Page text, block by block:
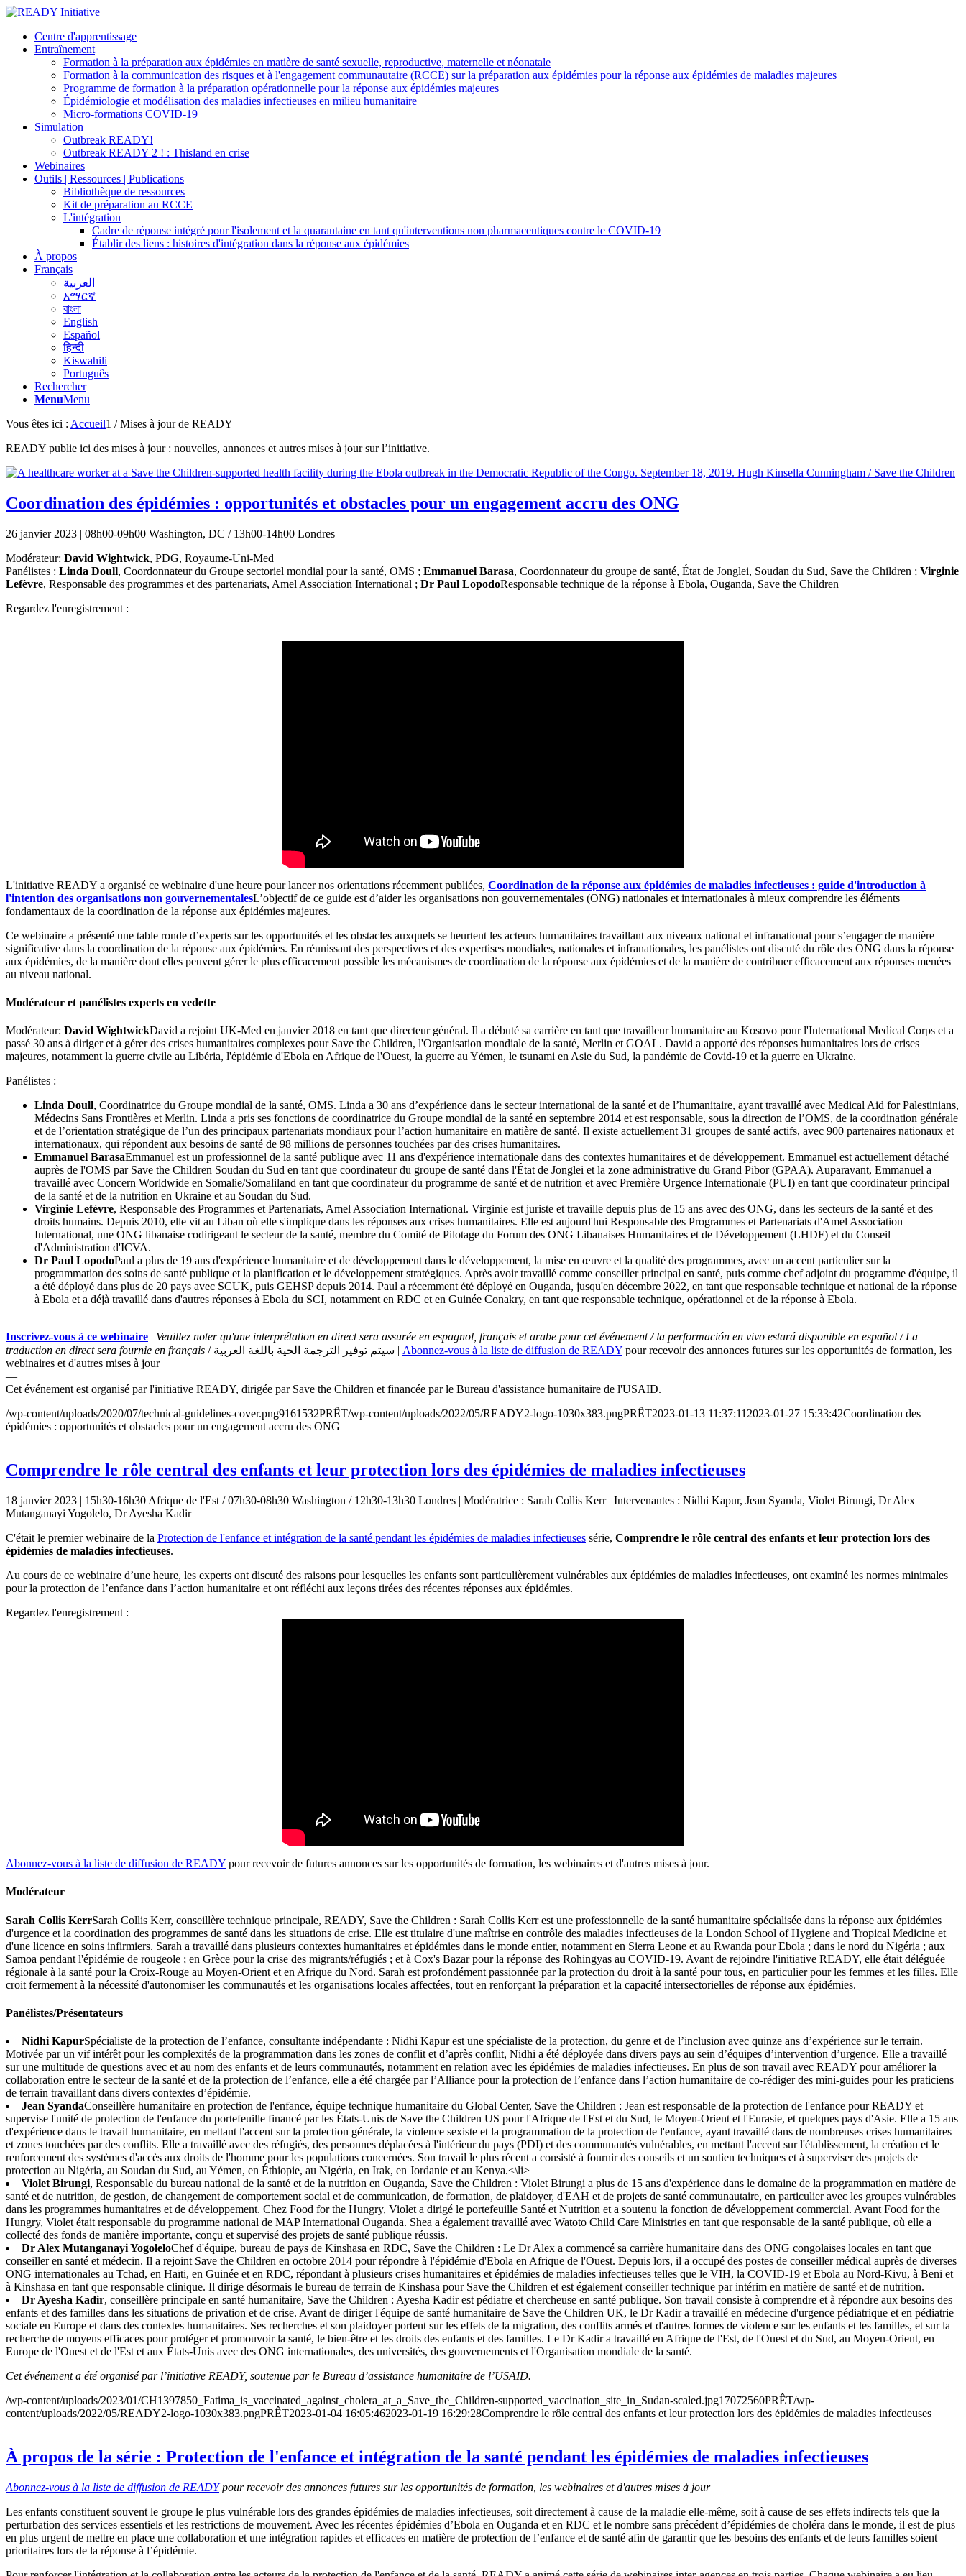
Centre d'apprentissage
Entraînement
Formation à la préparation aux épidémies en matière de santé sexuelle, reproductive, maternelle et néonatale
Formation à la communication des risques et à l'engagement communautaire (RCCE) sur la préparation aux épidémies pour la réponse aux épidémies de maladies majeures
Programme de formation à la préparation opérationnelle pour la réponse aux épidémies majeures
Épidémiologie et modélisation des maladies infectieuses en milieu humanitaire
Micro-formations COVID-19
Simulation
Outbreak READY!
Outbreak READY 2 ! : Thisland en crise
Webinaires
Outils | Ressources | Publications
Bibliothèque de ressources
Kit de préparation au RCCE
L'intégration
Cadre de réponse intégré pour l'isolement et la quarantaine en tant qu'interventions non pharmaceutiques contre le COVID-19
Établir des liens : histoires d'intégration dans la réponse aux épidémies
À propos
Français
العربية
አማርኛ
বাংলা
English
Español
हिन्दी
Kiswahili
Português
Rechercher
MenuMenu
Vous êtes ici : Accueil1 / Mises à jour de READY
READY publie ici des mises à jour : nouvelles, annonces et autres mises à jour sur l’initiative.
Coordination des épidémies : opportunités et obstacles pour un engagement accru des ONG
26 janvier 2023 | 08h00-09h00 Washington, DC / 13h00-14h00 Londres
Modérateur: David Wightwick, PDG, Royaume-Uni-Med
Panélistes : Linda Doull, Coordonnateur du Groupe sectoriel mondial pour la santé, OMS ; Emmanuel Barasa, Coordonnateur du groupe de santé, État de Jonglei, Soudan du Sud, Save the Children ; Virginie
Lefèvre, Responsable des programmes et des partenariats, Amel Association International ; Dr Paul LopodoResponsable technique de la réponse à Ebola, Ouganda, Save the Children
Regardez l'enregistrement :
L'initiative READY a organisé ce webinaire d'une heure pour lancer nos orientations récemment publiées, Coordination de la réponse aux épidémies de maladies infectieuses : guide d'introduction à
l'intention des organisations non gouvernementalesL’objectif de ce guide est d’aider les organisations non gouvernementales (ONG) nationales et internationales à mieux comprendre les éléments
fondamentaux de la coordination de la réponse aux épidémies majeures.
Ce webinaire a présenté une table ronde d’experts sur les opportunités et les obstacles auxquels se heurtent les acteurs humanitaires travaillant aux niveaux national et infranational pour s’engager de manière
significative dans la coordination de la réponse aux épidémies. En réunissant des perspectives et des expertises mondiales, nationales et infranationales, les panélistes ont discuté du rôle des ONG dans la réponse
aux épidémies, de la manière dont elles peuvent gérer le plus efficacement possible les mécanismes de coordination de la réponse aux épidémies et de la manière de contribuer efficacement aux réponses menées
au niveau national.
Modérateur et panélistes experts en vedette
Modérateur: David WightwickDavid a rejoint UK-Med en janvier 2018 en tant que directeur général. Il a débuté sa carrière en tant que travailleur humanitaire au Kosovo pour l'International Medical Corps et a
passé 30 ans à diriger et à gérer des crises humanitaires complexes pour Save the Children, l'Organisation mondiale de la santé, Merlin et GOAL. David a apporté des réponses humanitaires lors de crises
majeures, notamment la guerre civile au Libéria, l'épidémie d'Ebola en Afrique de l'Ouest, la guerre au Yémen, le tsunami en Asie du Sud, la pandémie de Covid-19 et la guerre en Ukraine.
Panélistes :
Linda Doull, Coordinatrice du Groupe mondial de la santé, OMS. Linda a 30 ans d’expérience dans le secteur international de la santé et de l’humanitaire, ayant travaillé avec Medical Aid for Palestinians,
Médecins Sans Frontières et Merlin. Linda a pris ses fonctions de coordinatrice du Groupe mondial de la santé en septembre 2014 et est responsable, sous la direction de l’OMS, de la coordination générale
et de l’orientation stratégique de l’un des principaux partenariats mondiaux pour l’action humanitaire en matière de santé. Il existe actuellement 31 groupes de santé actifs, avec 900 partenaires nationaux et
internationaux, qui répondent aux besoins de santé de 98 millions de personnes touchées par des crises humanitaires.
Emmanuel BarasaEmmanuel est un professionnel de la santé publique avec 11 ans d'expérience internationale dans des contextes humanitaires et de développement. Emmanuel est actuellement détaché
auprès de l'OMS par Save the Children Soudan du Sud en tant que coordinateur du groupe de santé dans l'État de Jonglei et la zone administrative du Grand Pibor (GPAA). Auparavant, Emmanuel a
travaillé avec Concern Worldwide en Somalie/Somaliland en tant que coordinateur du programme de santé et de nutrition et avec Première Urgence Internationale (PUI) en tant que coordinateur principal
de la santé et de la nutrition en Ukraine et au Soudan du Sud.
Virginie Lefèvre, Responsable des Programmes et Partenariats, Amel Association International. Virginie est juriste et travaille depuis plus de 15 ans avec des ONG, dans les secteurs de la santé et des
droits humains. Depuis 2010, elle vit au Liban où elle s'implique dans les réponses aux crises humanitaires. Elle est aujourd'hui Responsable des Programmes et Partenariats d'Amel Association
International, une ONG libanaise codirigeant le secteur de la santé, membre du Comité de Pilotage du Forum des ONG Libanaises Humanitaires et de Développement (LHDF) et du Conseil
d'Administration d'ICVA.
Dr Paul LopodoPaul a plus de 19 ans d'expérience humanitaire et de développement dans le développement, la mise en œuvre et la qualité des programmes, avec un accent particulier sur la
programmation des soins de santé publique et la planification et le développement stratégiques. Après avoir travaillé comme conseiller principal en santé, puis comme chef adjoint du programme d'équipe, il
a été déployé dans plus de 20 pays avec SCUK, puis GEHSP depuis 2014. Paul a récemment été déployé en Ouganda, jusqu'en décembre 2022, en tant que responsable technique et national de la réponse
à Ebola et a déjà travaillé dans d'autres réponses à Ebola du SCI, notamment en RDC et en Guinée Conakry, en tant que responsable technique, opérationnel et de la réponse à Ebola.
—
Inscrivez-vous à ce webinaire | Veuillez noter qu'une interprétation en direct sera assurée en espagnol, français et arabe pour cet événement / la performación en vivo estará disponible en español / La
traduction en direct sera fournie en français
/ سيتم توفير الترجمة الحية باللغة العربية | Abonnez-vous à la liste de diffusion de READY pour recevoir des annonces futures sur les opportunités de formation, les
webinaires et d'autres mises à jour
—
Cet événement est organisé par l'initiative READY, dirigée par Save the Children et financée par le Bureau d'assistance humanitaire de l'USAID.
/wp-content/uploads/2020/07/technical-guidelines-cover.png9161532PRÊT/wp-content/uploads/2022/05/READY2-logo-1030x383.pngPRÊT2023-01-13 11:37:11 2023-01-27 15:33:42Coordination des
épidémies : opportunités et obstacles pour un engagement accru des ONG
Comprendre le rôle central des enfants et leur protection lors des épidémies de maladies infectieuses
18 janvier 2023 | 15h30-16h30 Afrique de l'Est / 07h30-08h30 Washington / 12h30-13h30 Londres | Modératrice : Sarah Collis Kerr | Intervenantes : Nidhi Kapur, Jean Syanda, Violet Birungi, Dr Alex
Mutanganayi Yogolelo, Dr Ayesha Kadir
C'était le premier webinaire de la Protection de l'enfance et intégration de la santé pendant les épidémies de maladies infectieuses série, Comprendre le rôle central des enfants et leur protection lors des
épidémies de maladies infectieuses.
Au cours de ce webinaire d’une heure, les experts ont discuté des raisons pour lesquelles les enfants sont particulièrement vulnérables aux épidémies de maladies infectieuses, ont examiné les normes minimales
pour la protection de l’enfance dans l’action humanitaire et ont réfléchi aux leçons tirées des récentes réponses aux épidémies.
Regardez l'enregistrement :
Abonnez-vous à la liste de diffusion de READY pour recevoir de futures annonces sur les opportunités de formation, les webinaires et d'autres mises à jour.
Modérateur
Sarah Collis KerrSarah Collis Kerr, conseillère technique principale, READY, Save the Children : Sarah Collis Kerr est une professionnelle de la santé humanitaire spécialisée dans la réponse aux épidémies
d'urgence et la coordination des programmes de santé dans les situations de crise. Elle est titulaire d'une maîtrise en contrôle des maladies infectieuses de la London School of Hygiene and Tropical Medicine et
d'une licence en soins infirmiers. Sarah a travaillé dans plusieurs contextes humanitaires et épidémies dans le monde entier, notamment en Sierra Leone et au Rwanda pour Ebola ; dans le nord du Nigéria ; aux
Samoa pendant l'épidémie de rougeole ; en Grèce pour la crise des migrants/réfugiés ; et à Cox's Bazar pour la réponse des Rohingyas au COVID-19. Avant de rejoindre l'initiative READY, elle était déléguée
régionale à la santé pour la Croix-Rouge au Moyen-Orient et en Afrique du Nord. Sarah est profondément passionnée par la protection du droit à la santé pour tous, en particulier pour les femmes et les filles. Elle
croit fermement à la nécessité d'autonomiser les communautés et les organisations locales affectées, tout en renforçant la préparation et la capacité intersectorielles de réponse aux épidémies.
Panélistes/Présentateurs
Nidhi KapurSpécialiste de la protection de l’enfance, consultante indépendante : Nidhi Kapur est une spécialiste de la protection, du genre et de l’inclusion avec quinze ans d’expérience sur le terrain.
Motivée par un vif intérêt pour les complexités de la programmation dans les zones de conflit et d’après conflit, Nidhi a été déployée dans divers pays au sein d’équipes d’intervention d’urgence. Elle a travaillé
sur une multitude de questions avec et au nom des enfants et de leurs communautés, notamment en relation avec les épidémies de maladies infectieuses. En plus de son travail avec READY pour améliorer la
collaboration entre le secteur de la santé et de la protection de l’enfance, elle a été chargée par l’Alliance pour la protection de l’enfance dans l’action humanitaire de co-rédiger des mini-guides pour les praticiens
de terrain travaillant dans divers contextes d’épidémie.
Jean SyandaConseillère humanitaire en protection de l'enfance, équipe technique humanitaire du Global Center, Save the Children : Jean est responsable de la protection de l'enfance pour READY et
supervise l'unité de protection de l'enfance du portefeuille financé par les États-Unis de Save the Children US pour l'Afrique de l'Est et du Sud, le Moyen-Orient et l'Eurasie, et quelques pays d'Asie. Elle a 15 ans
d'expérience dans le travail humanitaire, en mettant l'accent sur la protection générale, la violence sexiste et la programmation de la protection de l'enfance, ayant travaillé dans de nombreuses crises humanitaires
et zones touchées par des conflits. Elle a travaillé avec des réfugiés, des personnes déplacées à l'intérieur du pays (PDI) et des communautés vulnérables, en mettant l'accent sur l'établissement, la création et le
renforcement des systèmes d'accès aux droits de l'homme pour les populations concernées. Son travail le plus récent a consisté à fournir des conseils et un soutien techniques et à superviser des projets de
protection au Nigéria, au Soudan du Sud, au Yémen, en Éthiopie, au Nigéria, en Irak, en Jordanie et au Kenya.<\li>
Violet Birungi, Responsable du bureau national de la santé et de la nutrition en Ouganda, Save the Children : Violet Birungi a plus de 15 ans d'expérience dans le domaine de la programmation en matière de
santé et de nutrition, de gestion, de changement de comportement social et de communication, de formation, de plaidoyer, d'EAH et de projets de santé communautaire, en particulier avec les groupes vulnérables
dans les programmes humanitaires et de développement. Chez Food for the Hungry, Violet a dirigé le portefeuille Santé et Nutrition et a soutenu la fonction de développement commercial. Avant Food for the
Hungry, Violet était responsable du programme national de MAP International Ouganda. Shea a également travaillé avec Watoto Child Care Ministries en tant que responsable de la santé publique, où elle a
collecté des fonds de manière importante, conçu et supervisé des projets de santé publique réussis.
Dr Alex Mutanganayi YogoleloChef d'équipe, bureau de pays de Kinshasa en RDC, Save the Children : Le Dr Alex a commencé sa carrière humanitaire dans des ONG congolaises locales en tant que
conseiller en santé et médecin. Il a rejoint Save the Children en octobre 2014 pour répondre à l'épidémie d'Ebola en Afrique de l'Ouest. Depuis lors, il a occupé des postes de conseiller médical auprès de diverses
ONG internationales au Tchad, en Haïti, en Guinée et en RDC, répondant à plusieurs crises humanitaires et épidémies de maladies infectieuses telles que le VIH, la COVID-19 et Ebola au Nord-Kivu, à Beni et
à Kinshasa en tant que responsable clinique. Il dirige désormais le bureau de terrain de Kinshasa pour Save the Children et est également conseiller technique par intérim en matière de santé et de nutrition.
Dr Ayesha Kadir, conseillère principale en santé humanitaire, Save the Children : Ayesha Kadir est pédiatre et chercheuse en santé publique. Son travail consiste à comprendre et à répondre aux besoins des
enfants et des familles dans les situations de privation et de crise. Avant de diriger l'équipe de santé humanitaire de Save the Children UK, le Dr Kadir a travaillé en médecine d'urgence pédiatrique et en pédiatrie
sociale en Europe et dans des contextes humanitaires. Ses recherches et son plaidoyer portent sur les effets de la migration, des conflits armés et d'autres formes de violence sur les enfants et les familles, et sur la
recherche de moyens efficaces pour protéger et promouvoir la santé, le bien-être et les droits des enfants et des familles. Le Dr Kadir a travaillé en Afrique de l'Est, de l'Ouest et du Sud, au Moyen-Orient, en
Europe de l'Ouest et de l'Est et aux États-Unis avec des ONG internationales, des universités, des gouvernements et l'Organisation mondiale de la santé.
Cet événement a été organisé par l’initiative READY, soutenue par le Bureau d’assistance humanitaire de l’USAID.
/wp-content/uploads/2023/01/CH1397850_Fatima_is_vaccinated_against_cholera_at_a_Save_the_Children-supported_vaccination_site_in_Sudan-scaled.jpg17072560PRÊT/wp-
content/uploads/2022/05/READY2-logo-1030x383.pngPRÊT2023-01-04 16:05:462023-01-19 16:29:28Comprendre le rôle central des enfants et leur protection lors des épidémies de maladies infectieuses
À propos de la série : Protection de l'enfance et intégration de la santé pendant les épidémies de maladies infectieuses
Abonnez-vous à la liste de diffusion de READYpour recevoir des annonces futures sur les opportunités de formation, les webinaires et d'autres mises à jour
Les enfants constituent souvent le groupe le plus vulnérable lors des grandes épidémies de maladies infectieuses, soit directement à cause de la maladie elle-même, soit à cause de ses effets indirects tels que la
perturbation des services essentiels et les restrictions de mouvement. Avec les récentes épidémies d’Ebola en Ouganda et en RDC et le nombre sans précédent d’épidémies de choléra dans le monde, il est de plus
en plus urgent de mettre en place une collaboration et une intégration rapides et efficaces en matière de protection de l’enfance et de santé afin de garantir que les besoins des enfants et de leurs familles soient
prioritaires lors de la réponse à l’épidémie.